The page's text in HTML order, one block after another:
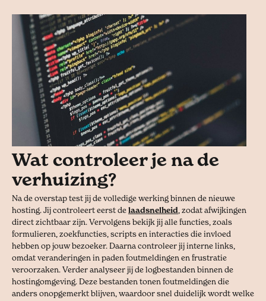
Wat controleer je na de
verhuizing?
Na de overstap test jij de volledige werking binnen de nieuwe
hosting. Jij controleert eerst delaadsnelheid , zodat afwijkingen
direct zichtbaar zijn. Vervolgens bekijk jij alle functies, zoals
formulieren, zoekfuncties, scripts en interacties die invloed
hebben op jouw bezoeker. Daarna controleer jij interne links,
omdat veranderingen in paden foutmeldingen en frustratie
veroorzaken. Verder analyseer jij de logbestanden binnen de
hostingomgeving. Deze bestanden tonen foutmeldingen die
anders onopgemerkt blijven, waardoor snel duidelijk wordt welke